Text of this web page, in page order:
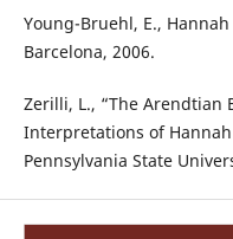
Young-Bruehl, E.,
Barcelona, 2006.
Zerilli, L., “The Arendtian
Interpretations of
Pennsylvania State